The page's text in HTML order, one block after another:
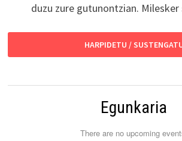
duzu zure gutunontzian.
HARPIDETU /
Egunkaria
There are no upcoming